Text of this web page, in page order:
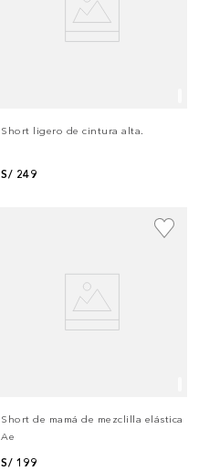
Short ligero de cintura alta.
S/ 249
Short de mamá de mezclilla elástica
Ae
S/ 199